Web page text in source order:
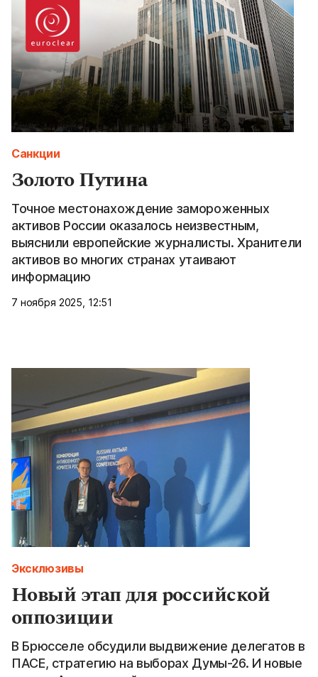
Санкции
Золото Путина
Точное местонахождение замороженных
активов России оказалось неизвестным,
выяснили европейские журналисты. Хранители
активов во многих странах утаивают
информацию
7 ноября 2025, 12:51
Эксклюзивы
Новый этап для российской
оппозиции
В Брюсселе обсудили выдвижение делегатов в
ПАСЕ, стратегию на выборах Думы-26. И новые